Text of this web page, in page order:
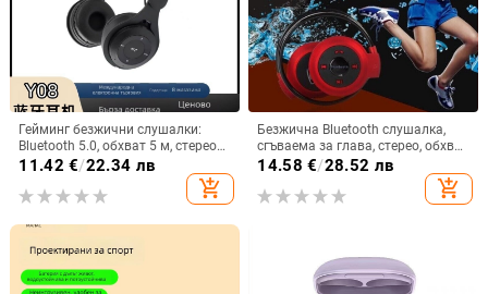
Гейминг безжични слушалки:
Bluetooth 5.0, обхват 5 м, стерео
звук с шумопотискане, мулти-
батерията 0–4 ч
11.42 €/22.34 лв
add_shopping_cart
Безжична Bluetooth слушалка,
сгъваема за глава, стерео, обхват
10 м, Bluetooth 4.0, живот на
14.58 €/28.52 лв
add_shopping_cart